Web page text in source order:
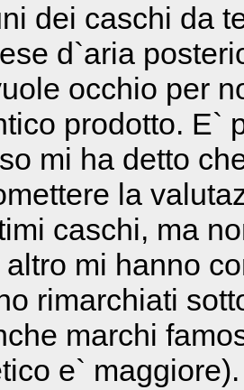
dei caschi da
d`aria
occhio per
prodotto. E`
mi ha detto
la
caschi, ma
mi hanno
rimarchiati
marchi
e` maggiore).